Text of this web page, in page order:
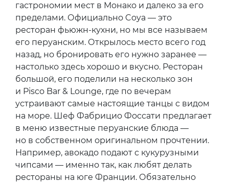
гастрономии мест в Монако и далеко за его
пределами. Официально Coya — это
ресторан фьюжн-кухни, но мы все называем
его перуанским. Открылось место всего год
назад, но бронировать его нужно заранее —
настолько здесь хорошо и вкусно. Ресторан
большой, его поделили на несколько зон
и Pisco Bar & Lounge, где по вечерам
устраивают самые настоящие танцы с видом
на море. Шеф Фабрицио Фоссати предлагает
в меню известные перуанские блюда —
но в собственном оригинальном прочтении.
Например, авокадо подают с кукурузными
чипсами — именно так, как любят делать
рестораны на юге Франции. Обязательно